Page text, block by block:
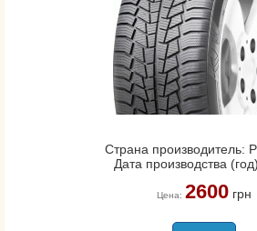
Страна производитель:
Дата производства
Цена: 2600грн